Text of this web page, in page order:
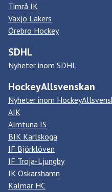
Timrå IK
Växjö Lakers
Örebro Hockey
SDHL
Nyheter inom SDHL
HockeyAllsvenskan
Nyheter inom
AIK
Almtuna IS
BIK Karlskoga
IF Björklöven
IF Troja-Ljungby
IK Oskarshamn
Kalmar HC